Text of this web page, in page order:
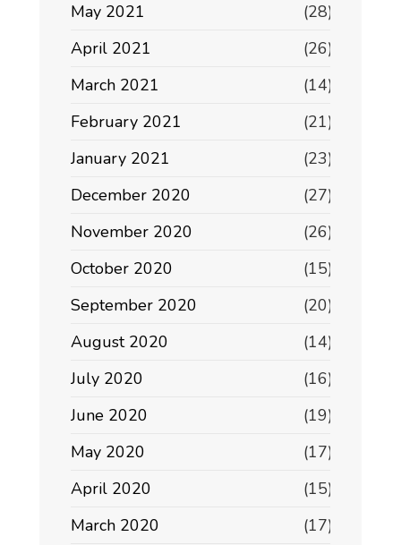
May 2021
(28)
April 2021
(26)
March 2021
(14)
February 2021
(21)
January 2021
(23)
December 2020
(27)
November 2020
(26)
October 2020
(15)
September 2020
(20)
August 2020
(14)
July 2020
(16)
June 2020
(19)
May 2020
(17)
April 2020
(15)
March 2020
(17)